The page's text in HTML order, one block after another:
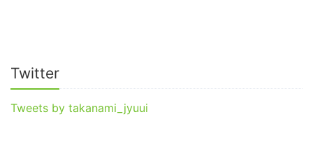
Twitter
Tweets by takanami_jyuui